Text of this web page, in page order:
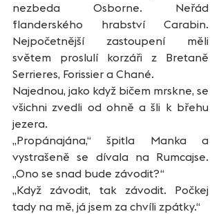
nezbeda Osborne. Neřád
flanderského hrabství Carabin.
Nejpočetnější zastoupení měli
světem proslulí korzáři z Bretaně
Serrieres, Forissier a Chané.
Najednou, jako když bičem mrskne, se
všichni zvedli od ohně a šli k břehu
jezera.
„Propánajána,“ špitla Manka a
vystrašeně se dívala na Rumcajse.
„Ono se snad bude závodit?“
„Když závodit, tak závodit. Počkej
tady na mě, já jsem za chvíli zpátky.“